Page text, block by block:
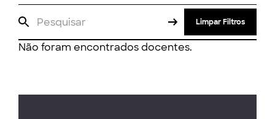
Limpar Filtros
Não foram encontrados docentes.